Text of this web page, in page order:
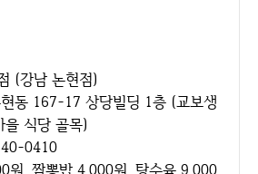
(강남 논현점)
동 167-17 상당빌딩 1층 (교보생
식당 골목)
0410
원, 짬뽕밥 4,000원, 탕수육 9,000